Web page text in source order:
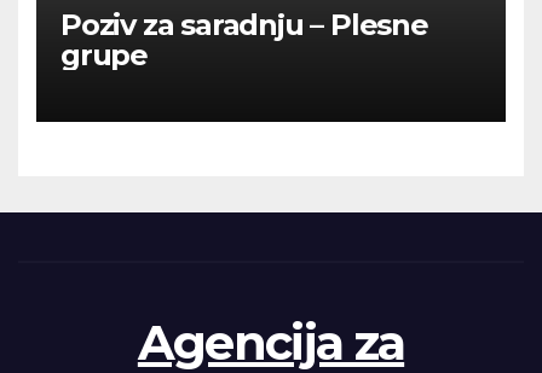
Poziv za saradnju – Plesne
grupe
Agencija za